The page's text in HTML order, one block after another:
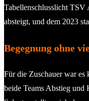
Tabellenschlusslicht
absteigt, und dem 2023
Begegnung ohne
Für die Zuschauer war es
beide Teams Abstieg und